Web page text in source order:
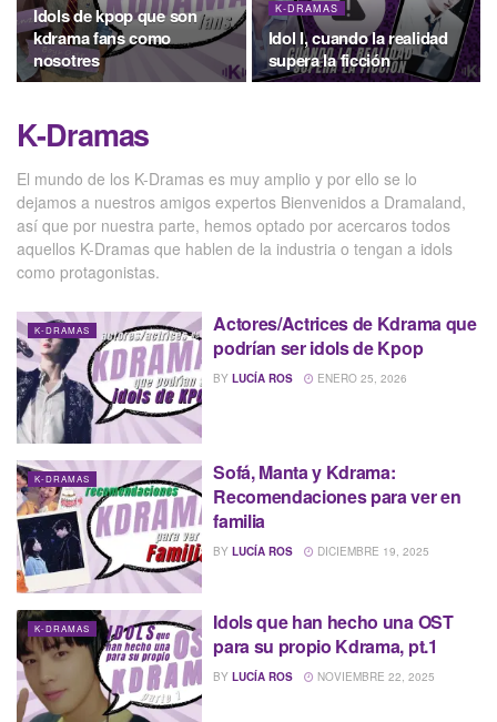
Idols de kpop que son
kdrama fans como
nosotres
K-DRAMAS
Idol I, cuando la realidad
supera la ficción
K-Dramas
El mundo de los K-Dramas es muy amplio y por ello se lo
dejamos a nuestros amigos expertos Bienvenidos a Dramaland,
así que por nuestra parte, hemos optado por acercaros todos
aquellos K-Dramas que hablen de la industria o tengan a idols
como protagonistas.
K-DRAMAS
Actores/Actrices de Kdrama que
podrían ser idols de Kpop
BY LUCÍA ROS ENERO 25, 2026
K-DRAMAS
Sofá, Manta y Kdrama:
Recomendaciones para ver en
familia
BY LUCÍA ROS DICIEMBRE 19, 2025
K-DRAMAS
Idols que han hecho una OST
para su propio Kdrama, pt.1
BY LUCÍA ROS NOVIEMBRE 22, 2025